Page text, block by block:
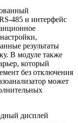
485 и интерфейс
результаты
В модуле также
который
без отключения
может
дисплей